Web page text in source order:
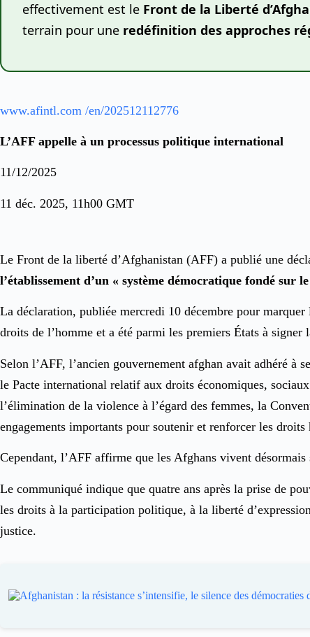
effectivement est le Front de la Liberté
terrain pour une redéfinition des approches
www.afintl.com /en/202512112776
L’AFF appelle à un processus politique international
11/12/2025
11 déc. 2025, 11h00 GMT
Le Front de la liberté d’Afghanistan (AFF) a publié une
l’établissement d’un « système démocratique fondé sur
La déclaration, publiée mercredi 10 décembre pour
droits de l’homme et a été parmi les premiers États à
Selon l’AFF, l’ancien gouvernement afghan avait adhéré
le Pacte international relatif aux droits économiques,
l’élimination de la violence à l’égard des femmes, la
engagements importants pour soutenir et renforcer les droits
Cependant, l’AFF affirme que les Afghans vivent
Le communiqué indique que quatre ans après la prise de
les droits à la participation politique, à la liberté
justice.